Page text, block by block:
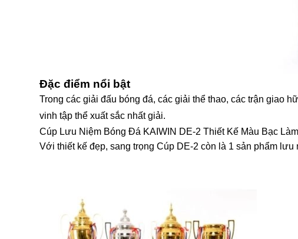
Đặc điểm nổi bật
Trong các giải đấu bóng đá, các giải thể thao, các trận giao
vinh tập thể xuất sắc nhất giải.
Cúp Lưu Niệm Bóng Đá KAIWIN DE-2 Thiết Kế Màu Bạc
Với thiết kế đẹp, sang trọng Cúp DE-2 còn là 1 sản phẩm